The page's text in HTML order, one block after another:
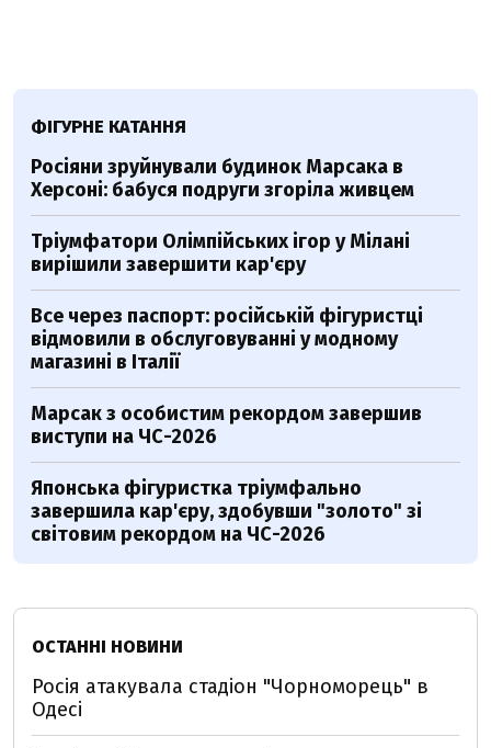
ФІГУРНЕ КАТАННЯ
Росіяни зруйнували будинок Марсака в
Херсоні: бабуся подруги згоріла живцем
Тріумфатори Олімпійських ігор у Мілані
вирішили завершити кар'єру
Все через паспорт: російській фігуристці
відмовили в обслуговуванні у модному
магазині в Італії
Марсак з особистим рекордом завершив
виступи на ЧС-2026
Японська фігуристка тріумфально
завершила кар'єру, здобувши "золото" зі
світовим рекордом на ЧС-2026
ОСТАННІ НОВИНИ
Росія атакувала стадіон "Чорноморець" в
Одесі